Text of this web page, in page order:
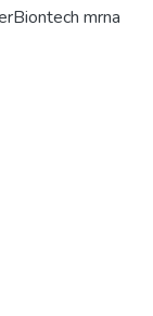
mrna